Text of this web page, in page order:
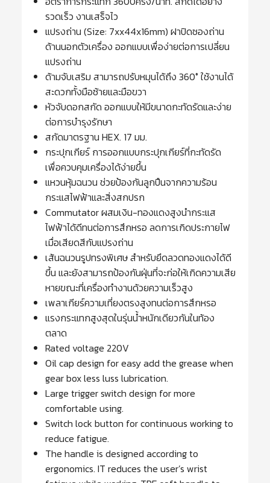
รวดเร็ว งานเสร็จไว
แปรงถ่าน (Size: 7xx44x16mm) ฝาปิดซองถ่าน
ด้านนอกตัวเครื่อง ออกแบบเพื่อง่ายต่อการเปลี่ยน
แปรงถ่าน
ด้ามจับเสริม สามารถปรับหมุนได้ถึง 360° ใช้งานได้
สะดวกทั้งมือซ้ายและมือขวา
หัวจับดอกสกัด ออกแบบให้มีขนาดกะทัดรัดและง่าย
ต่อการบำรุงรักษา
สกัดมาตรฐาน HEX. 17 มม.
กระปุกเกียร์ การออกแบบกระปุกเกียร์ที่กะทัดรัด
เพื่อควบคุมเครื่องได้ง่ายขึ้น
แหวนหุ้มฉนวน ช่วยป้องกันลูกปืนจากความร้อน
กระแสไฟฟ้าและสิ่งสกปรก
Commutator ผสมเงิน-ทองแดงสูงนำกระแส
ไฟฟ้าได้ดีทนต่อการสึกหรอ ลดการเกิดประกายไฟ
เมื่อเสียดสีกับแปรงถ่าน
เส้นฉนวนรูปทรงพิเศษ สำหรับยึดลวดทองแดงได้ดี
ขึ้น และยังสามารถป้องกันฝุ่นที่จะก่อให้เกิดความเสีย
หายขณะที่เครื่องทำงานด้วยความเร็วสูง
เพลาเกียร์ความเที่ยงตรงสูงทนต่อการสึกหรอ
แรงกระแทกสูงสุดในรุ่นน้ำหนักเดียวกันในท้อง
ตลาด
Rated voltage 220V
Oil cap design for easy add the grease when
gear box less luss lubrication.
Large trigger switch design for more
comfortable using.
Switch lock button for continuous working to
reduce fatigue.
The handle is designed according to
ergonomics. IT reduces the user’s wrist